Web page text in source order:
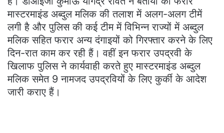
मास्टरमाइंड अब्दुल मलिक की तलाश में अलग-अलग टीमें
लगी है और पुलिस की कई टीम में विभिन्न राज्यों में अब्दुल
मलिक सहित फरार अन्य दंगाइयों को गिरफ्तार करने के लिए
दिन-रात काम कर रही हैं। वहीं इन फरार उपद्रवी के
खिलाफ पुलिस ने कार्यवाही करते हुए मास्टरमाइंड अब्दुल
मलिक समेत 9 नामजद उपद्रवियों के लिए कुर्की के आदेश
जारी कराए हैं।